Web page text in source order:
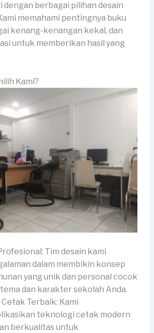
dengan berbagai pilihan desain
memahami pentingnya buku
kenang-kenangan kekal, dan
untuk memberikan hasil yang
Kami?
Tim desain kami
dalam membikin konsep
yang unik dan personal cocok
dan karakter sekolah Anda.
Cetak Terbaik: Kami
teknologi cetak modern
berkualitas untuk